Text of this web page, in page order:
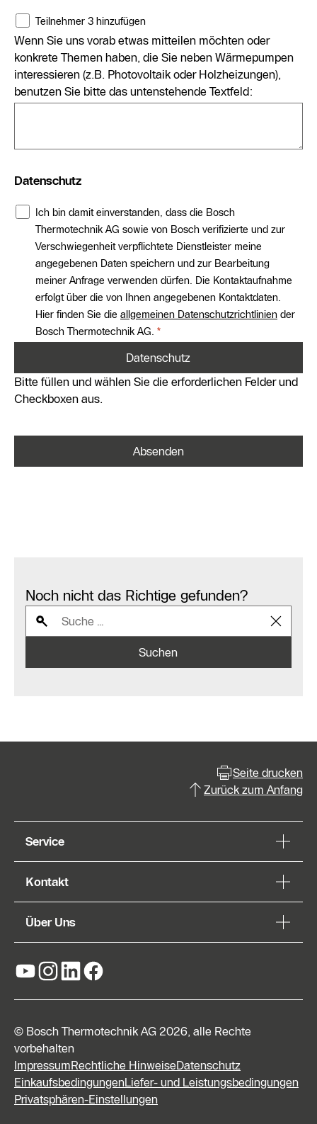
Teilnehmer 3 hinzufügen
Wenn Sie uns vorab etwas mitteilen möchten oder
konkrete Themen haben, die Sie neben Wärmepumpen
interessieren (z.B. Photovoltaik oder Holzheizungen),
benutzen Sie bitte das untenstehende Textfeld:
Datenschutz
Ich bin damit einverstanden, dass die Bosch
Thermotechnik AG sowie von Bosch verifizierte und zur
Verschwiegenheit verpflichtete Dienstleister meine
angegebenen Daten speichern und zur Bearbeitung
meiner Anfrage verwenden dürfen. Die Kontaktaufnahme
erfolgt über die von Ihnen angegebenen Kontaktdaten.
Hier finden Sie die allgemeinen Datenschutzrichtlinien der
Bosch Thermotechnik AG.
Datenschutz
Bitte füllen und wählen Sie die erforderlichen Felder und
Checkboxen aus.
Absenden
Noch nicht das Richtige gefunden?
Suchen
Seite drucken
Zurück zum Anfang
Service
Kontakt
Über Uns
© Bosch Thermotechnik AG 2026, alle Rechte
vorbehalten
ImpressumRechtliche HinweiseDatenschutz
EinkaufsbedingungenLiefer- und Leistungsbedingungen
Privatsphären-Einstellungen